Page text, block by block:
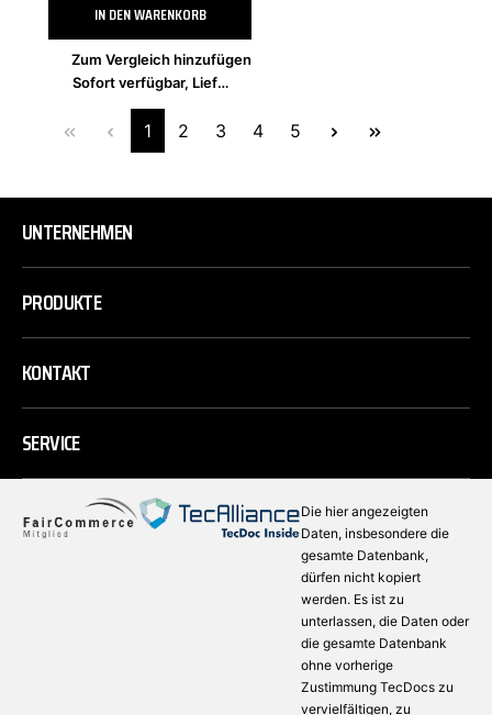
IN DEN WARENKORB
Zum Vergleich hinzufügen
Sofort verfügbar, Lieferzeit 2-4 Tage
1 2 3 4 5
UNTERNEHMEN
PRODUKTE
KONTAKT
SERVICE
Die hier angezeigten
Daten, insbesondere die
gesamte Datenbank,
dürfen nicht kopiert
werden. Es ist zu
unterlassen, die Daten oder
die gesamte Datenbank
ohne vorherige
Zustimmung TecDocs zu
vervielfältigen, zu